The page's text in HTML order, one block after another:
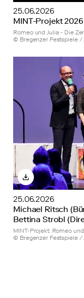
25.06.2026
MINT-Projekt 2026
Romeo und Julia - Die
© Bregenzer Festspiele /
25.06.2026
Michael Ritsch
Bettina Strobl
MINT-Projekt: Romeo
© Bregenzer Festspiele /